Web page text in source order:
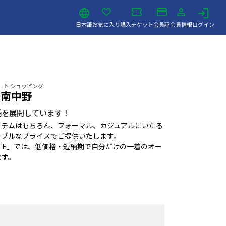
日本語お気に入り購入チケット会員証会員情報ログイン
ト ショッピング
中野
展開しています！
ムはもちろん、フォーマル、カジュアルにいたる
ルなプライスでご提供いたします。
」では、低価格・短納期で自分だけの一着のオー
。